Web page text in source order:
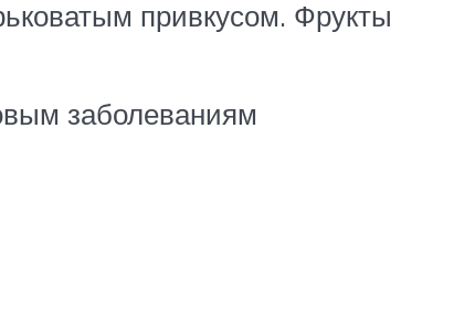
привкусом. Фрукты
заболеваниям